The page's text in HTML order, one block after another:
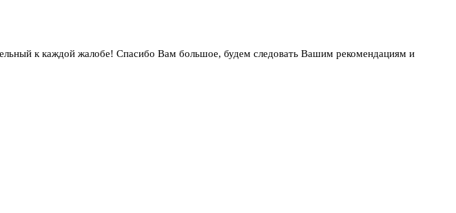
к каждой жалобе! Спасибо Вам большое, будем следовать Вашим рекомендациям и